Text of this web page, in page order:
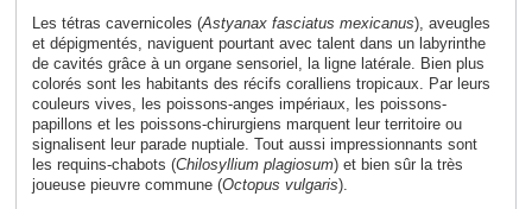
Les tétras cavernicoles (Astyanax fasciatus mexicanus), aveugles
et dépigmentés, naviguent pourtant avec talent dans un labyrinthe
de cavités grâce à un organe sensoriel, la ligne latérale. Bien plus
colorés sont les habitants des récifs coralliens tropicaux. Par leurs
couleurs vives, les poissons-anges impériaux, les poissons-
papillons et les poissons-chirurgiens marquent leur territoire ou
signalisent leur parade nuptiale. Tout aussi impressionnants sont
les requins-chabots (Chilosyllium plagiosum) et bien sûr la très
joueuse pieuvre commune (Octopus vulgaris).